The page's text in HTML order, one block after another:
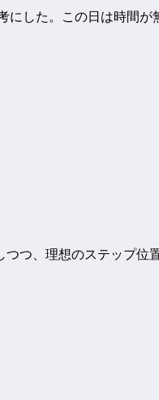
した。この日は時間が
つ、理想のステップ位